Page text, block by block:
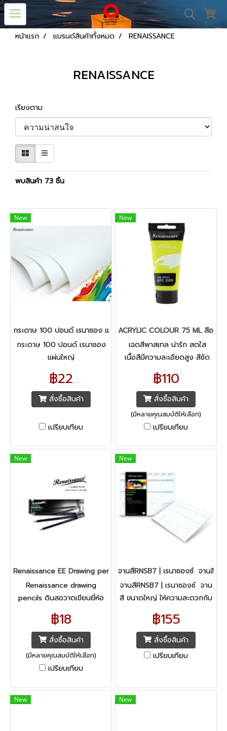
หน้าแรก แบรนด์สินค้าทั้งหมด RENAISSANCE
RENAISSANCE
เรียงตาม
พบสินค้า 73 ชิ้น
New
กระดาษ 100 ปอนด์ เรนาซอง แผ่นใหญ่
กระดาษ 100 ปอนด์ เรนาซอง
แผ่นใหญ่
฿22
สั่งซื้อสินค้า
เปรียบเทียบ
New
ACRYLIC COLOUR 75 ML สีอะค
เฉดสีพาสเทล น่ารัก สดใส
เนื้อสีมีความละเอียดสูง สีชัด
เนียนสม่ำเสมอ บรรจุในหลอด
ลามิเนตคงทนแข็งแรง บีบง่าย
ไม่รั่วซึม สามารถระบายได้ทุกพื้น
ผิว
฿110
สั่งซื้อสินค้า
(มีหลายคุณสมบัติให้เลือก)
เปรียบเทียบ
New
Renaissance EE Drawing pencil EE เรนาซองซ์
Renaissance drawing
pencils ดินสอวาดเขียนยี่ห้อ
Renaissance สำหรับใช้วาด
ภาพ สเก็ตซ์ภาพ และงานเขียน
แบบทั่วไป
฿18
สั่งซื้อสินค้า
(มีหลายคุณสมบัติให้เลือก)
เปรียบเทียบ
New
จานสีRNSB7 | เรนาซองซ์ จานสี ข
จานสีRNSB7 | เรนาซองซ์ จาน
สี ขนาดใหญ่ ให้ความสะดวกกับ
ผู้ใช้งาน มีทั้งหมด 20 ช่อง ใช้
สำหรับผสม และบีบแบ่งสี
฿155
สั่งซื้อสินค้า
เปรียบเทียบ
New New